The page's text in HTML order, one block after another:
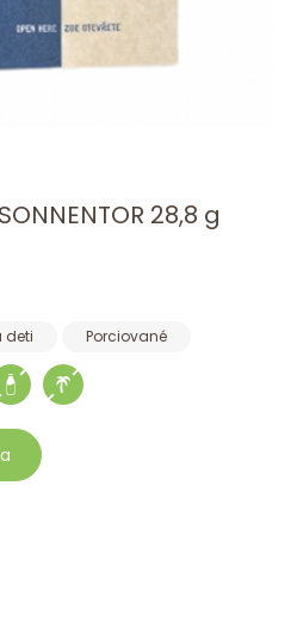
28,8 g
deti Porciované